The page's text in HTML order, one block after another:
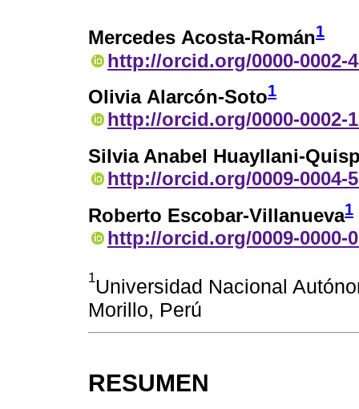
Mercedes Acosta-Román1
http://orcid.org/0000-0002-
Olivia Alarcón-Soto1
http://orcid.org/0000-0002-
Silvia Anabel Huayllani-
http://orcid.org/0009-0004-
Roberto Escobar-Villanueva1
http://orcid.org/0009-0000-
1Universidad Nacional
Morillo, Perú
RESUMEN